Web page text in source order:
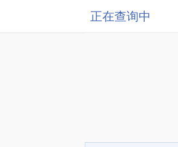
正在查询中